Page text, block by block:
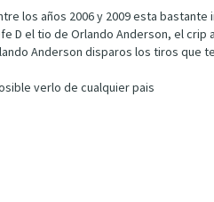
los años 2006 y 2009 esta
el tio de Orlando Anderson, el crip
Anderson disparos los tiros que
verlo de cualquier pais